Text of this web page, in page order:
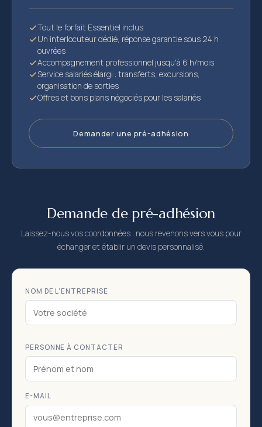
Tout le forfait Essentiel inclus
Un interlocuteur dédié, réponse garantie sous 24 h
ouvrées
Accompagnement professionnel jusqu'à 6 h/mois
Service salariés élargi : transferts, excursions,
organisation de sorties
Offres et bons plans négociés pour les salariés
Demander une pré-adhésion
Demande de pré-adhésion
Laissez-nous vos coordonnées : nous revenons vers vous pour
échanger et établir un devis personnalisé.
NOM DE L'ENTREPRISE
PERSONNE À CONTACTER
E-MAIL